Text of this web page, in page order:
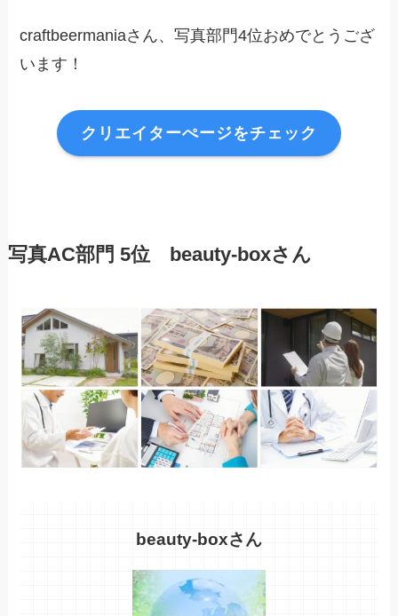
craftbeermaniaさん、写真部門4位おめでとうござ
います！
クリエイターぺージをチェック
写真AC部門 5位 beauty-boxさん
beauty-boxさん